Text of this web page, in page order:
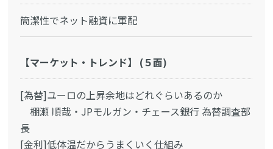
簡潔性でネット融資に軍配
【マーケット・トレンド】 (５面)
[為替]ユーロの上昇余地はどれぐらいあるのか
棚瀬 順哉・JPモルガン・チェース銀行 為替調査部
長
[金利]低体温だからうまくいく仕組み